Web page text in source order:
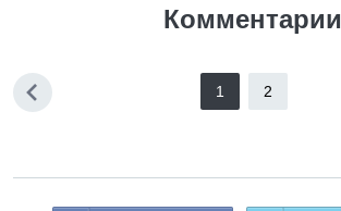
Комментарии
1 2